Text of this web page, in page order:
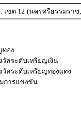
เขต 12 (นครศรีธรรมรา
ทอง
วัลระดับเหรียญเงิน
วัลระดับเหรียญทองแดง
มการแข่งขัน